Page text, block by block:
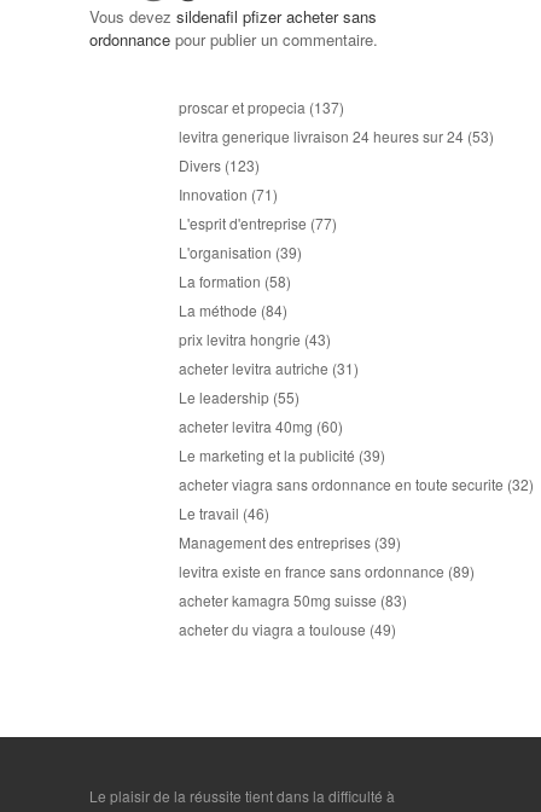
Vous devez sildenafil pfizer acheter sans
ordonnance pour publier un commentaire.
proscar et propecia (137)
levitra generique livraison 24 heures sur 24 (53)
Divers (123)
Innovation (71)
L'esprit d'entreprise (77)
L'organisation (39)
La formation (58)
La méthode (84)
prix levitra hongrie (43)
acheter levitra autriche (31)
Le leadership (55)
acheter levitra 40mg (60)
Le marketing et la publicité (39)
acheter viagra sans ordonnance en toute securite (32)
Le travail (46)
Management des entreprises (39)
levitra existe en france sans ordonnance (89)
acheter kamagra 50mg suisse (83)
acheter du viagra a toulouse (49)
Le plaisir de la réussite tient dans la difficulté à